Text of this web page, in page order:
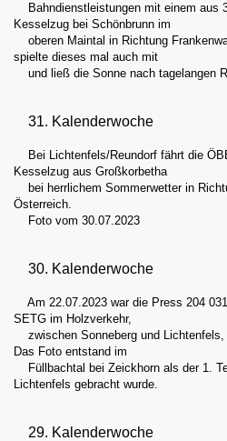
Bahndienstleistungen mit einem aus
Kesselzug bei Schönbrunn im
oberen Maintal in Richtung
spielte dieses mal auch mit
und ließ die Sonne nach tagelangen
31. Kalenderwoche
Bei Lichtenfels/Reundorf fährt die
Kesselzug aus Großkorbetha
bei herrlichem Sommerwetter in
Österreich.
Foto vom 30.07.2023
30. Kalenderwoche
Am 22.07.2023 war die Press 204
SETG im Holzverkehr,
zwischen Sonneberg und Lichtenfels,
Das Foto entstand im
Füllbachtal bei Zeickhorn als der 1.
Lichtenfels gebracht wurde.
29. Kalenderwoche